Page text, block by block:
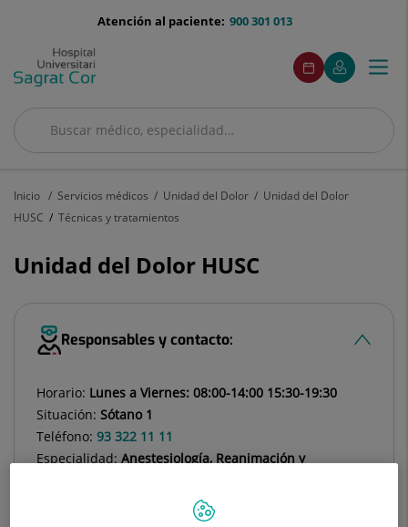
menu-
900 301 013
Atención al paciente:
Buscar
Buscar
menuAcceso
Pedir
cita
Este
enlace
se
en
Mi
Quirónsalud
Este
enlace
se
en
ventana
Menú
Inicio Servicios médicos Unidad del Dolor
Unidad del Dolor
HUSC
Técnicas y tratamientos
Unidad del Dolor HUSC
Responsables y contacto:
Horario: Lunes a Viernes: 08:00-14:00 15:30-19:30
Situación: Sótano 1
Teléfono: 93 322 11 11
Especialidad: Anestesiología, Reanimación y